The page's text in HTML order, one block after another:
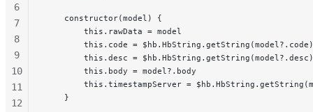
    constructor(model) {
        this.rawData = model
        this.code = $hb.HbString.getString(model?.code)
        this.desc = $hb.HbString.getString(model?.desc)
        this.body = model?.body
this.timestampServer =
    }
6
7
8
9
10
11
12